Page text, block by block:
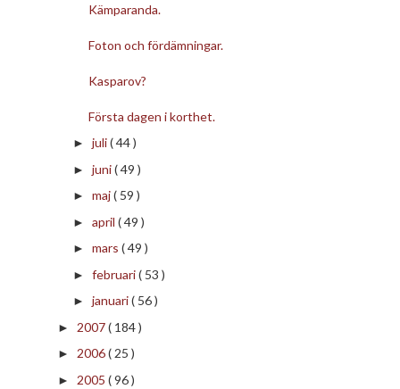
Kämparanda.
Foton och fördämningar.
Kasparov?
Första dagen i korthet.
► juli( 44 )
► juni( 49 )
► maj( 59 )
► april ( 49 )
► mars ( 49 )
► februari( 53 )
► januari( 56 )
► 2007( 184 )
► 2006( 25 )
► 2005 ( 96 )